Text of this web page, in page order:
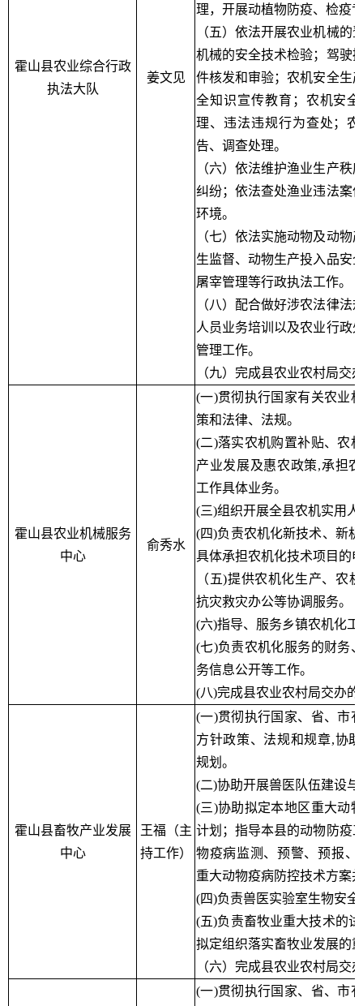
霍山县农业综合行政
执法大队
姜文见
理，开展动植物防疫、检疫
（五）依法开展农业机械的
机械的安全技术检验；驾驶
件核发和审验；农机安全生
全知识宣传教育；农机安
理、违法违规行为查处；
告、调查处理。
（六）依法维护渔业生产秩
纠纷；依法查处渔业违法案
环境。
（七）依法实施动物及动物
生监督、动物生产投入品安
屠宰管理等行政执法工作。
（八）配合做好涉农法律法
人员业务培训以及农业行政
管理工作。
（九）完成县农业农村局交
霍山县农业机械服务
中心
俞秀水
(一)贯彻执行国家有关农业
策和法律、法规。
(二)落实农机购置补贴、农
产业发展及惠农政策,承担
工作具体业务。
(三)组织开展全县农机实用
(四)负责农机化新技术、新
具体承担农机化技术项目的
（五)提供农机化生产、农
抗灾救灾办公等协调服务。
(六)指导、服务乡镇农机化工
(七)负责农机化服务的财务
务信息公开等工作。
(八)完成县农业农村局交办
霍山县畜牧产业发展
中心
王福（主
持工作）
(一)贯彻执行国家、省、市
方针政策、法规和规章,协
规划。
(二)协助开展兽医队伍建设
(三)协助拟定本地区重大动
计划；指导本县的动物防疫
物疫病监测、预警、预报、
重大动物疫病防控技术方案
(四)负责兽医实验室生物安
(五)负责畜牧业重大技术的
拟定组织落实畜牧业发展的
（六）完成县农业农村局交
(一)贯彻执行国家、省、市